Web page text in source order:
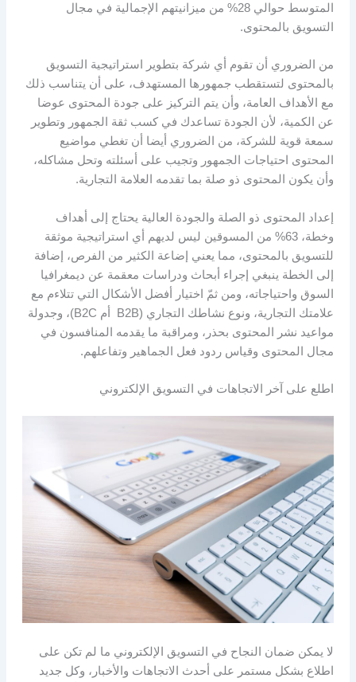
المتوسط ​​حوالي 28% من ميزانيتهم ​​الإجمالية في مجال
التسويق بالمحتوى.
من الضروري أن تقوم أي شركة بتطوير استراتيجية التسويق
بالمحتوى لتستقطب جمهورها المستهدف، على أن يتناسب ذلك
مع الأهداف العامة، وأن يتم التركيز على جودة المحتوى عوضا
عن الكمية، لأن الجودة تساعدك في كسب ثقة الجمهور وتطوير
سمعة قوية للشركة، من الضروري أيضا أن تغطي مواضيع
المحتوى احتياجات الجمهور وتجيب على أسئلته وتحل مشاكله،
وأن يكون المحتوى ذو صلة بما تقدمه العلامة التجارية.
إعداد المحتوى ذو الصلة والجودة العالية يحتاج إلى أهداف
وخطة، 63% من المسوقين ليس لديهم أي استراتيجية موثقة
للتسويق بالمحتوى، مما يعني إضاعة الكثير من الفرص، إضافة
إلى الخطة ينبغي إجراء أبحاث ودراسات معقمة عن ديمغرافيا
السوق واحتياجاته، ومن ثمّ اختيار أفضل الأشكال التي تتلاءم مع
علامتك التجارية، ونوع نشاطك التجاري (B2B أم B2C)، وجدولة
مواعيد نشر المحتوى بحذر، ومراقبة ما يقدمه المنافسون في
مجال المحتوى وقياس ردود فعل الجماهير وتفاعلهم.
اطلع على آخر الاتجاهات في التسويق الإلكتروني
لا يمكن ضمان النجاح في التسويق الإلكتروني ما لم تكن على
اطلاع بشكل مستمر على أحدث الاتجاهات والأخبار، وكل جديد